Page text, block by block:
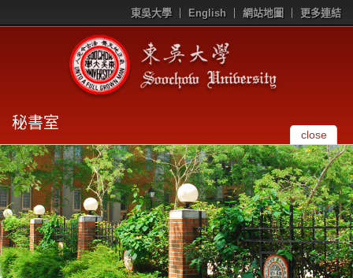
東吳大學 English 網站地圖 更多連結
秘書室
close